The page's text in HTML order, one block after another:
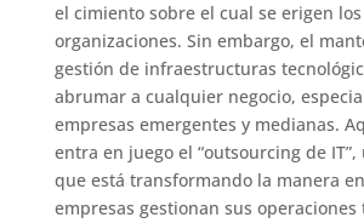
el cimiento sobre el cual se erigen
organizaciones. Sin embargo, el
gestión de infraestructuras
abrumar a cualquier negocio,
empresas emergentes y medianas.
entra en juego el “outsourcing de
que está transformando la manera
empresas gestionan sus operaciones